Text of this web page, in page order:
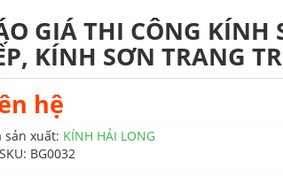
GIÁ THI CÔNG KÍNH
KÍNH SƠN TRANG
hệ
sản xuất: KÍNH HẢI LONG
BG0032